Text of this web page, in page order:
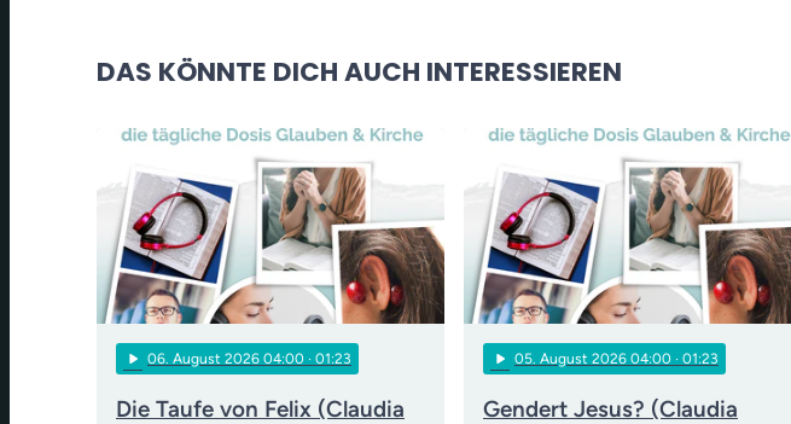
DAS KÖNNTE DICH AUCH INTERESSIEREN
play_arrow 06 . August 2026 04:00 · 01:23
Die Taufe von Felix (Claudia
play_arrow 05 . August 2026 04:00 · 01:23
Gendert Jesus? (Claudia